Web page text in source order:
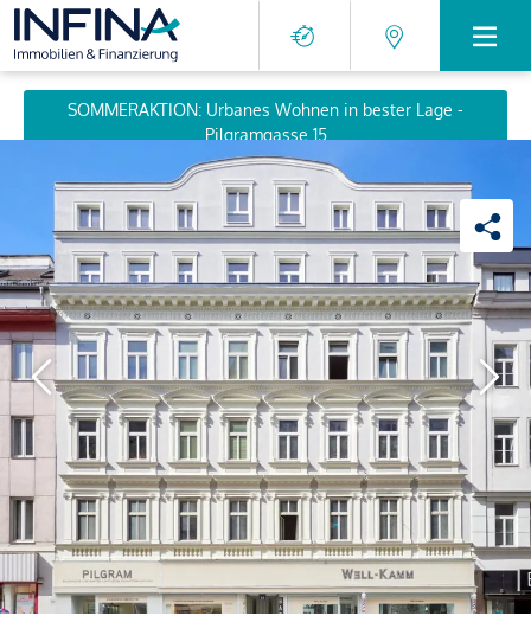
SOMMERAKTION: Urbanes Wohnen in bester Lage -
Pilgramgasse 15